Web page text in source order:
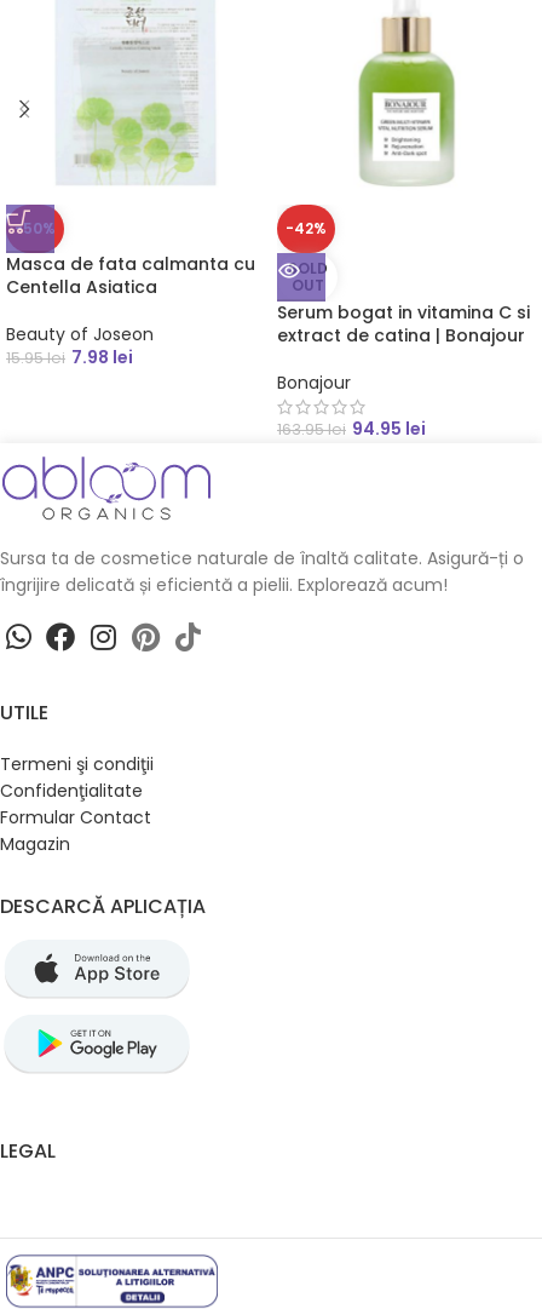
-50%
Masca de fata calmanta cu
Centella Asiatica
Beauty of Joseon
15.95lei 7.98 lei
-42%
SOLD
OUT
Serum bogat in vitamina C si
extract de catina | Bonajour
Bonajour
163.95lei 94.95 lei
Sursa ta de cosmetice naturale de înaltă calitate. Asigură-ți o
îngrijire delicată și eficientă a pielii. Explorează acum!
UTILE
Termeni şi condiţii
Confidenţialitate
Formular Contact
Magazin
DESCARCĂ APLICAȚIA
LEGAL